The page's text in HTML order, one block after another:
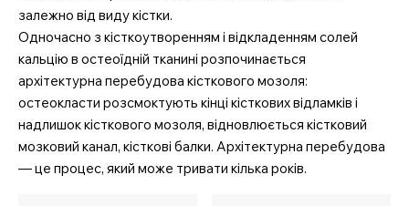
MedTerms.com.ua
залежно від виду кістки.
Одночасно з кісткоутворенням і відкладенням солей
кальцію в остеоїдній тканині розпочинається
архітектурна перебудова кісткового мозоля:
остеокласти розсмоктують кінці кісткових відламків і
надлишок кісткового мозоля, відновлюється кістковий
мозковий канал, кісткові балки. Архітектурна перебудова
— це процес, який може тривати кілька років.